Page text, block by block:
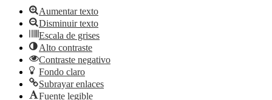
Aumentar texto
Disminuir texto
Escala de grises
Alto contraste
Contraste negativo
Fondo claro
Subrayar enlaces
Fuente legible